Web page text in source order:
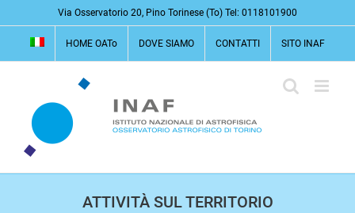
al
contenuto
Via Osservatorio 20, Pino Torinese (To) Tel: 0118101900
HOME OATo DOVE SIAMO CONTATTI SITO INAF
ATTIVITÀ SUL TERRITORIO